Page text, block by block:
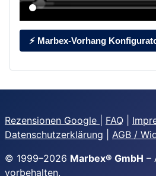
⚡ Marbex-Vorhang
Rezensionen Google FAQ
Datenschutzerklärung
AGB /
© 1999–2026 Marbex® GmbH –
vorbehalten.